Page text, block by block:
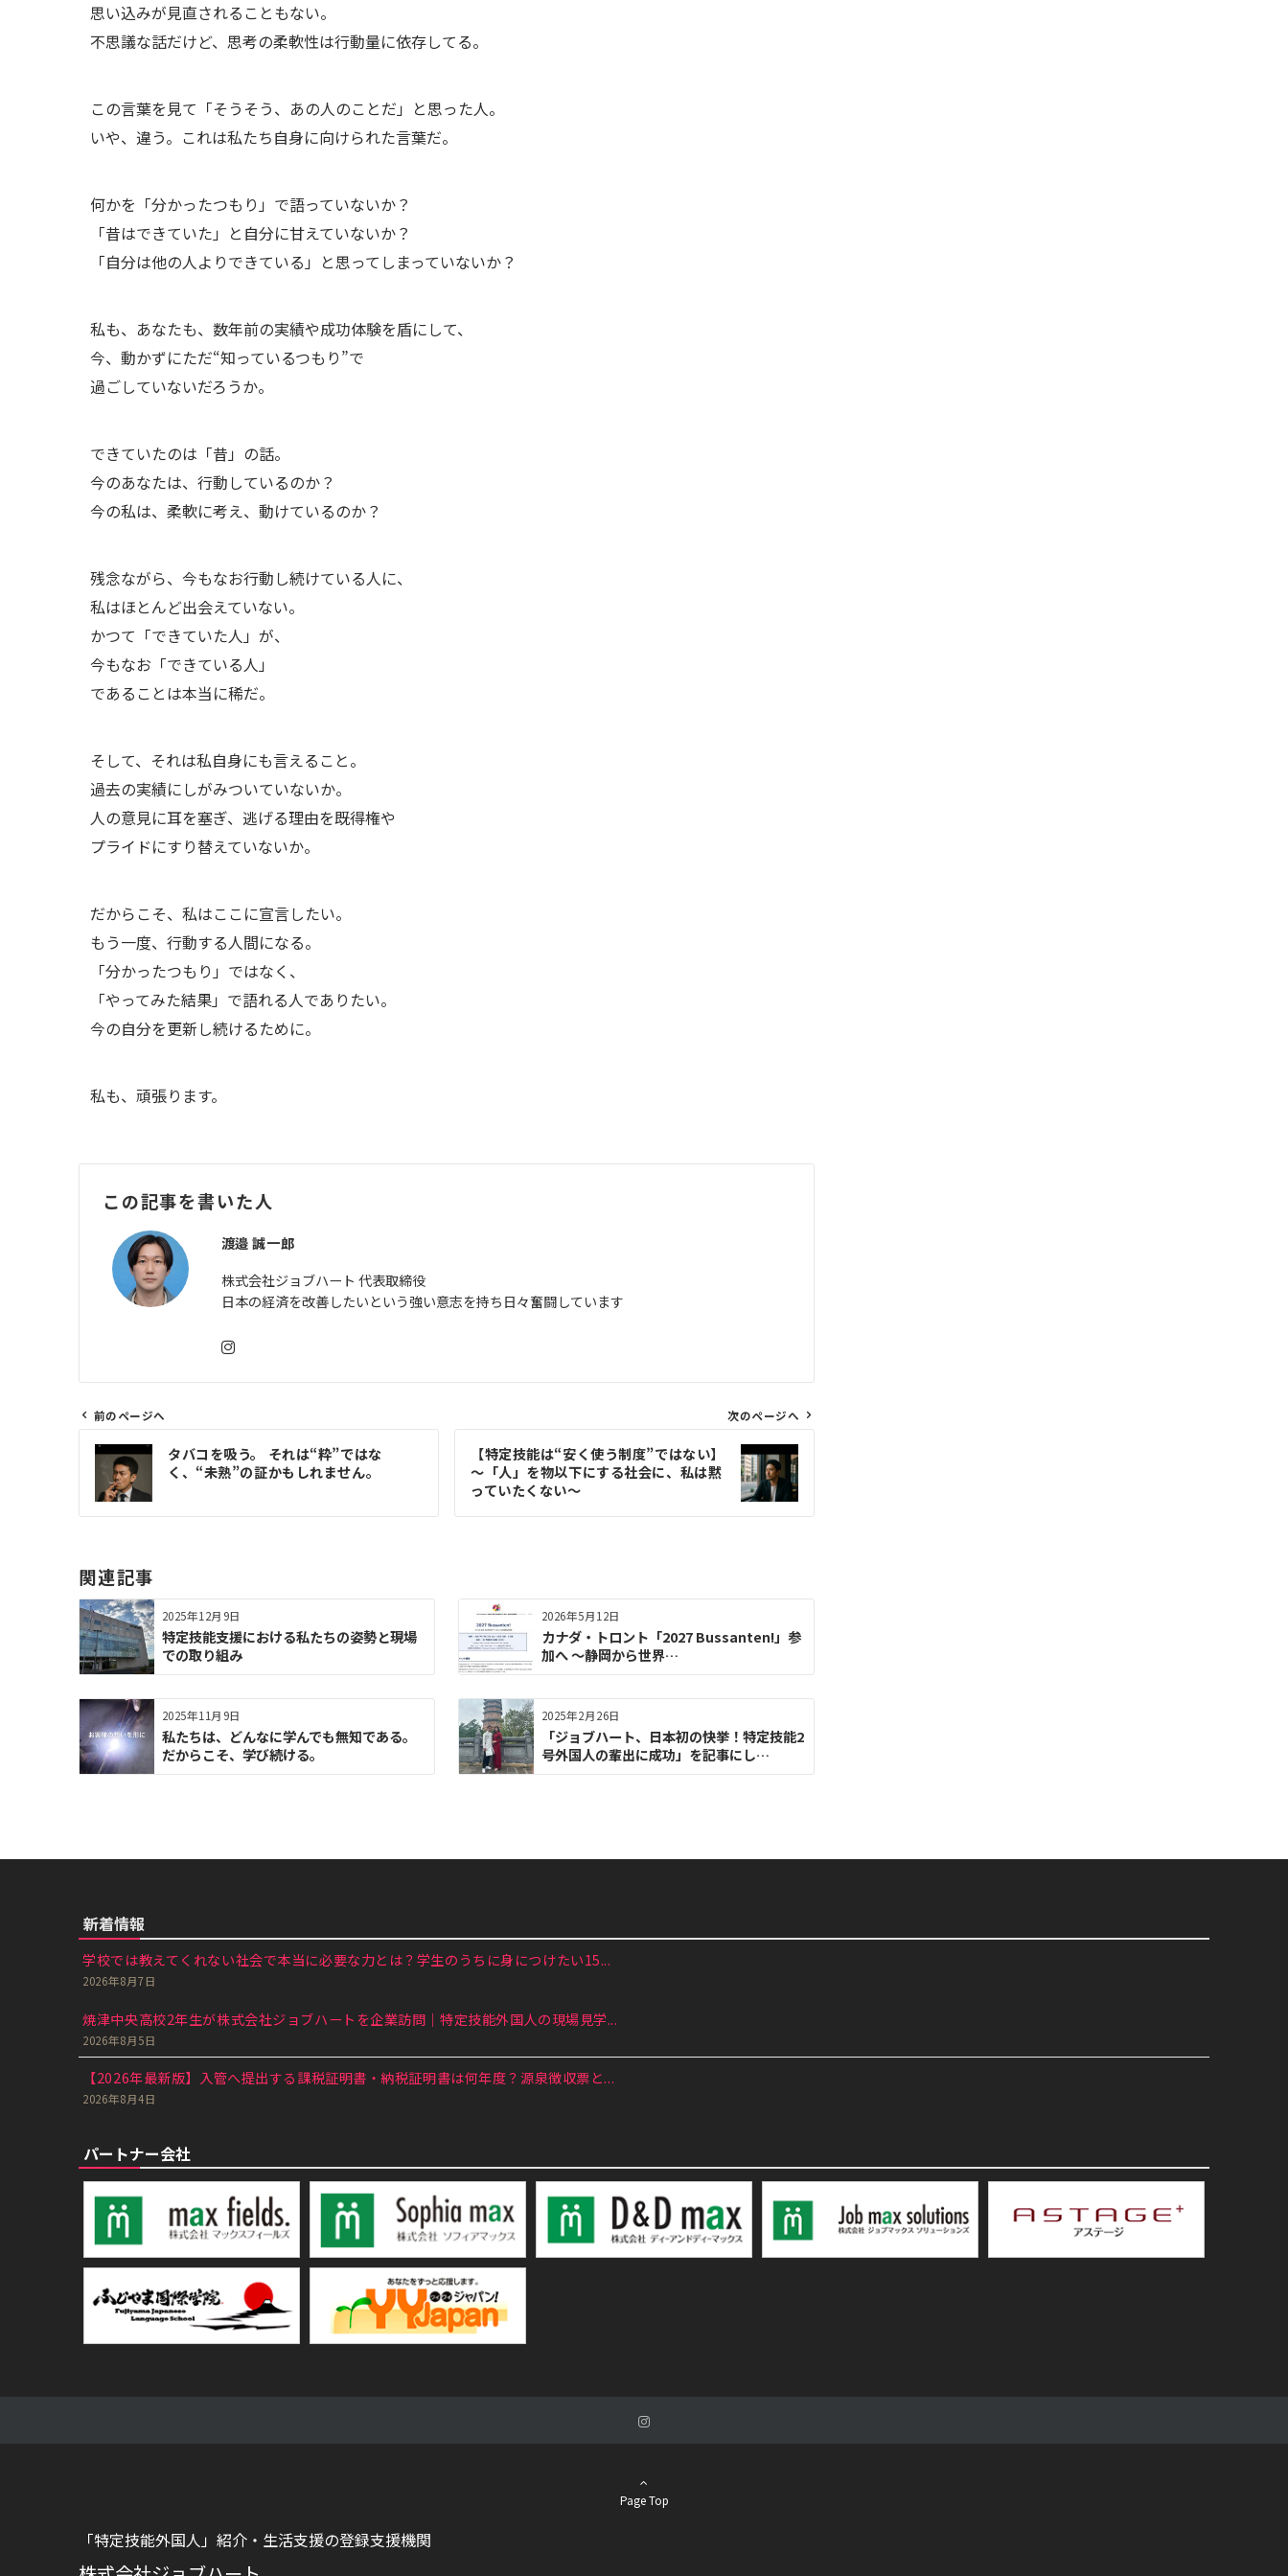
思い込みが見直されることもない。
不思議な話だけど、思考の柔軟性は行動量に依存してる。
この言葉を見て「そうそう、あの人のことだ」と思った人。
いや、違う。これは私たち自身に向けられた言葉だ。
何かを「分かったつもり」で語っていないか？
「昔はできていた」と自分に甘えていないか？
「自分は他の人よりできている」と思ってしまっていないか？
私も、あなたも、数年前の実績や成功体験を盾にして、
今、動かずにただ“知っているつもり”で
過ごしていないだろうか。
できていたのは「昔」の話。
今のあなたは、行動しているのか？
今の私は、柔軟に考え、動けているのか？
残念ながら、今もなお行動し続けている人に、
私はほとんど出会えていない。
かつて「できていた人」が、
今もなお「できている人」
であることは本当に稀だ。
そして、それは私自身にも言えること。
過去の実績にしがみついていないか。
人の意見に耳を塞ぎ、逃げる理由を既得権や
プライドにすり替えていないか。
だからこそ、私はここに宣言したい。
もう一度、行動する人間になる。
「分かったつもり」ではなく、
「やってみた結果」で語れる人でありたい。
今の自分を更新し続けるために。
私も、頑張ります。
この記事を書いた人
渡邉 誠一郎
株式会社ジョブハート 代表取締役
日本の経済を改善したいという強い意志を持ち日々奮闘しています
ビ
シ
ョ
ン
前のページへ
タバコを吸う。 それは“粋”ではな
く、“未熟”の証かもしれません。
次のページへ
【特定技能は“安く使う制度”ではない】
〜「人」を物以下にする社会に、私は黙
っていたくない〜
関連記事
2025年12月9日
特定技能支援における私たちの姿勢と現場
での取り組み
2026年5月12日
カナダ・トロント「2027 Bussanten!」参
加へ 〜静岡から世界…
2025年11月9日
私たちは、どんなに学んでも無知である。
だからこそ、学び続ける。
2025年2月26日
「ジョブハート、日本初の快挙！特定技能2
号外国人の輩出に成功」を記事にし…
新着情報
学校では教えてくれない社会で本当に必要な力とは？学生のうちに身につけたい15...
2026年8月7日
焼津中央高校2年生が株式会社ジョブハートを企業訪問｜特定技能外国人の現場見学...
2026年8月5日
【2026年最新版】入管へ提出する課税証明書・納税証明書は何年度？源泉徴収票と...
2026年8月4日
パートナー会社
Page Top
「特定技能外国人」紹介・生活支援の登録支援機関